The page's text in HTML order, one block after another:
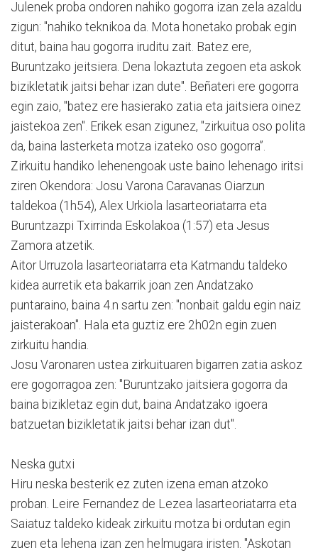
Julenek proba ondoren nahiko gogorra izan zela azaldu
zigun: "nahiko teknikoa da. Mota honetako probak egin
ditut, baina hau gogorra iruditu zait. Batez ere,
Buruntzako jeitsiera. Dena lokaztuta zegoen eta askok
bizikletatik jaitsi behar izan dute". Beñateri ere gogorra
egin zaio, "batez ere hasierako zatia eta jaitsiera oinez
jaistekoa zen". Erikek esan zigunez, "zirkuitua oso polita
da, baina lasterketa motza izateko oso gogorra”.
Zirkuitu handiko lehenengoak uste baino lehenago iritsi
ziren Okendora: Josu Varona Caravanas Oiarzun
taldekoa (1h54), Alex Urkiola lasarteoriatarra eta
Buruntzazpi Txirrinda Eskolakoa (1:57) eta Jesus
Zamora atzetik.
Aitor Urruzola lasarteoriatarra eta Katmandu taldeko
kidea aurretik eta bakarrik joan zen Andatzako
puntaraino, baina 4.n sartu zen: "nonbait galdu egin naiz
jaisterakoan". Hala eta guztiz ere 2h02n egin zuen
zirkuitu handia.
Josu Varonaren ustea zirkuituaren bigarren zatia askoz
ere gogorragoa zen: "Buruntzako jaitsiera gogorra da
baina bizikletaz egin dut, baina Andatzako igoera
batzuetan bizikletatik jaitsi behar izan dut".
Neska gutxi
Hiru neska besterik ez zuten izena eman atzoko
proban. Leire Fernandez de Lezea lasarteoriatarra eta
Saiatuz taldeko kideak zirkuitu motza bi ordutan egin
zuen eta lehena izan zen helmugara iristen. "Askotan